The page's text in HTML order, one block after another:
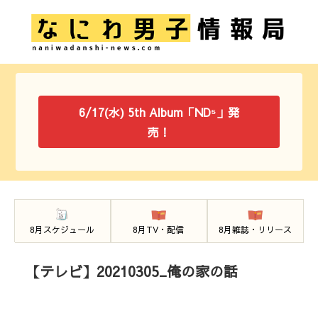
6/17(水) 5th Album「ND⁵」発
売！
8月スケジュール 8月TV・配信 8月雑誌・リリース
【テレビ】20210305_俺の家の話